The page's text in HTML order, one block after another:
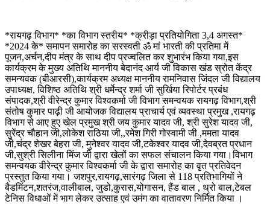
*रायगढ़ विभाग* *का विभाग स्तरीय* *क्रीड़ा प्रतियोगिता 3,4 अगस्त*
*2024 के* समापन समारोह का सरस्वती ॐ मां भारती की प्रतिमा में
पूजन,अर्चन,दीप मंत्र के साथ दीप प्रज्वलित कर शुभारंभ किया गया,इस
कार्यक्रम के मुख्य अतिथि माननीय बेदानंद आर्य जी विकास खंड स्रोत केंद्र
समन्यवक (बीआरसी),कार्यक्रम अध्यक्ष माननीय रामनिवास जिंदल जी विद्यालय
उपाध्यक्ष, विशिष्ठ अतिथि श्री धर्मेन्द्र शर्मा जी सुर्खिया रिपोर्टर प्रबंध
संपादक,श्री वीरेन्द्र कुमार विश्वकर्मा जी विभाग समन्वयक रायगढ़ विभाग,श्री
संतोष कुमार पाढ़ी जी आयोजक विद्यालय प्राचार्य एवं व्यवस्था प्रमुख ,रायगढ़
विभाग से आए हुए खेल प्रमुख श्री जय कुमार यादव जी, श्री सुरेश यादव जी,
सुरेंद्र चौहान जी,लोकेश राठिया जी,,रमेश गिरी गोस्वामी जी ,ममता यादव
जी,चंद्र शेखर बेहरा जी, मुनेश्वर यादव जी,टकेश्वर यादव जी,देवब्रत प्रधान
जी,सुश्री सिलीना मिंज जी द्वारा खेलों का सफल संचालन किया गया।विभाग
समन्वयक वीरेन्द्र कुमार विश्वकर्मा जी के द्वारा समारोह का वृत प्रतिवेदन
प्रस्तुत किया गया। जशपुर,रायगढ़,सारंगढ़ जिला से 118 प्रतिभागियों ने
बैडमिंटन,शतरंज,वालीबाल, जुडो,कुरास,योगासन, हैंड बाल , थ्रो बाल,टेबल
टेनिस विधाओं में भाग लेकर उत्साह एवं उमंग का वातावरण निर्मित किया ।